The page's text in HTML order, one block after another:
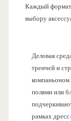
Каждый формат
выбору
Деловая
тренчей и
компаньоном
полями или
рамках